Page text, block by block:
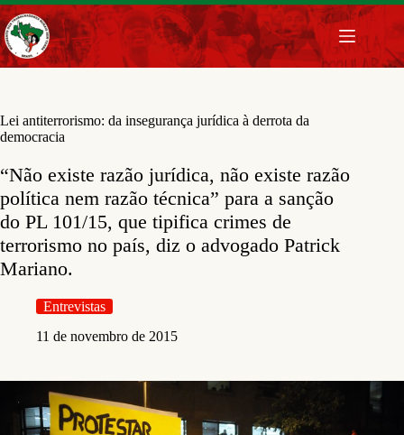
Pular
para
o
conteúdo
Lei antiterrorismo: da insegurança jurídica à derrota da
democracia
“Não existe razão jurídica, não existe razão
política nem razão técnica” para a sanção
do PL 101/15, que tipifica crimes de
terrorismo no país, diz o advogado Patrick
Mariano.
Entrevistas
11 de novembro de 2015